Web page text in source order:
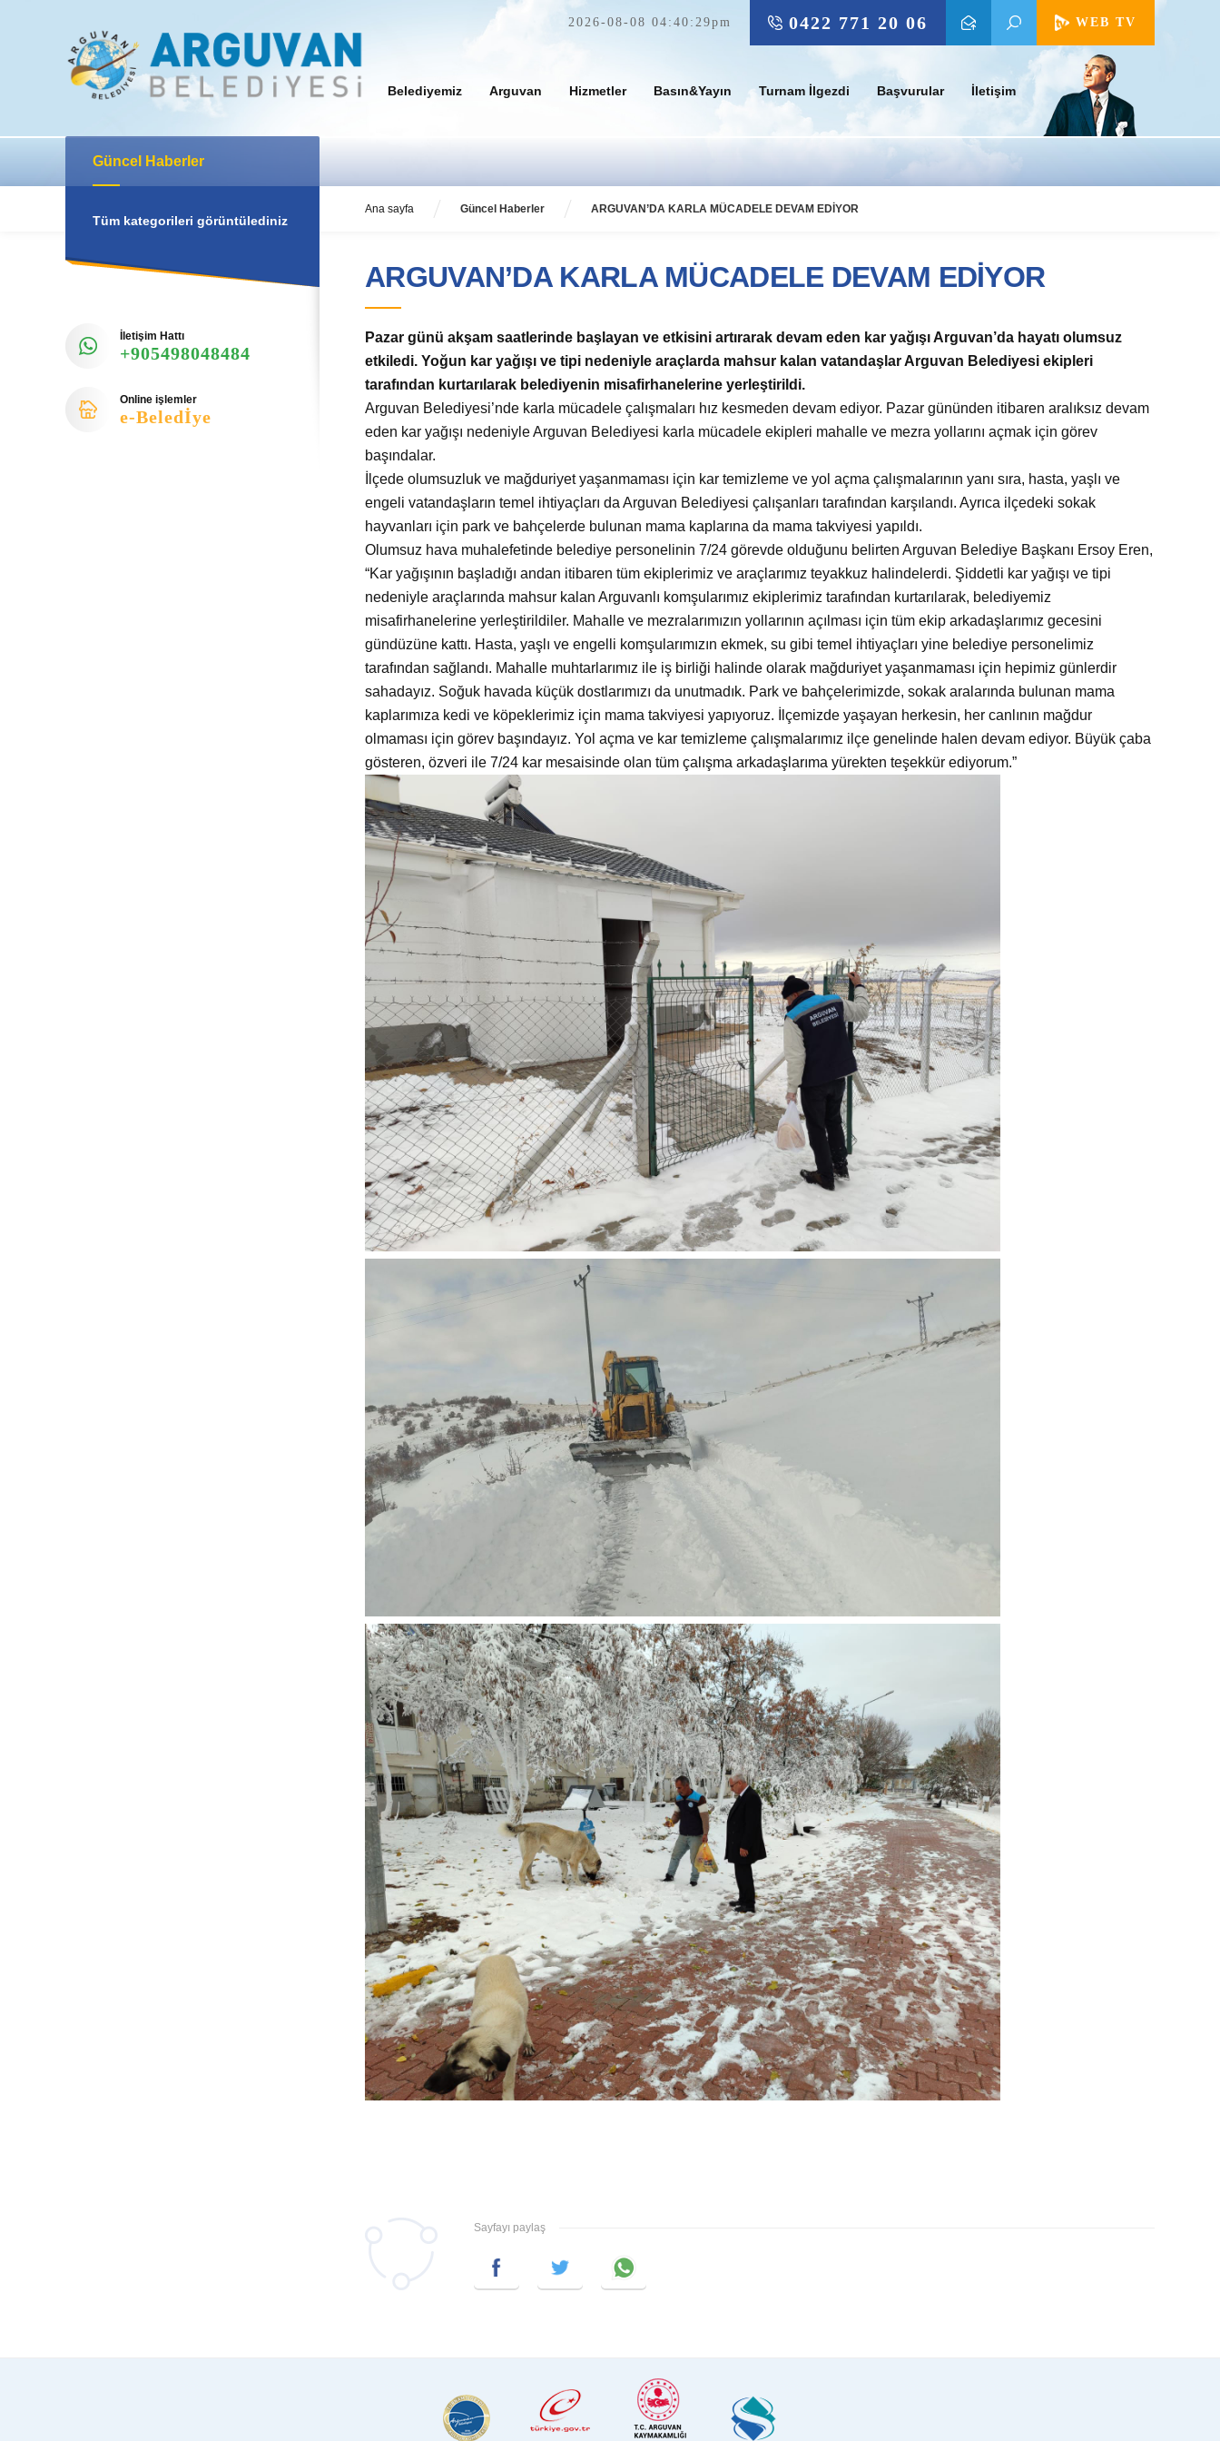
WEB TV
0422 771 20 06
2026-08-08 04:40:29pm
Belediyemiz Arguvan Hizmetler Basın&Yayın Turnam İlgezdi Başvurular İletişim
Ana sayfa Güncel Haberler ARGUVAN’DA KARLA MÜCADELE DEVAM EDİYOR
Güncel Haberler
Tüm kategorileri görüntülediniz
İletişim Hattı
+905498048484
Online işlemler
e-Beledİye
ARGUVAN’DA KARLA MÜCADELE DEVAM EDİYOR
Pazar günü akşam saatlerinde başlayan ve etkisini artırarak devam eden kar yağışı Arguvan’da hayatı olumsuz
etkiledi. Yoğun kar yağışı ve tipi nedeniyle araçlarda mahsur kalan vatandaşlar Arguvan Belediyesi ekipleri
tarafından kurtarılarak belediyenin misafirhanelerine yerleştirildi.
Arguvan Belediyesi’nde karla mücadele çalışmaları hız kesmeden devam ediyor. Pazar gününden itibaren aralıksız devam
eden kar yağışı nedeniyle Arguvan Belediyesi karla mücadele ekipleri mahalle ve mezra yollarını açmak için görev
başındalar.
çede olumsuzluk ve mağduriyet yaşanmaması için kar temizleme ve yol açma çalışmalarının yanı sıra, hasta, yaşlı ve
engeli vatandaşların temel ihtiyaçları da Arguvan Belediyesi çalışanları tarafından karşılandı. Ayrıca ilçedeki sokak
hayvanları için park ve bahçelerde bulunan mama kaplarına da mama takviyesi yapıldı.
Olumsuz hava muhalefetinde belediye personelinin 7/24 görevde olduğunu belirten Arguvan Belediye Başkanı Ersoy Eren,
“Kar yağışının başladığı andan itibaren tüm ekiplerimiz ve araçlarımız teyakkuz halindelerdi. Şiddetli kar yağışı ve tipi
nedeniyle araçlarında mahsur kalan Arguvanlı komşularımız ekiplerimiz tarafından kurtarılarak, belediyemiz
misafirhanelerine yerleştirildiler. Mahalle ve mezralarımızın yollarının açılması için tüm ekip arkadaşlarımız gecesini
gündüzüne kattı. Hasta, yaşlı ve engelli komşularımızın ekmek, su gibi temel ihtiyaçları yine belediye personelimiz
tarafından sağlandı. Mahalle muhtarlarımız ile iş birliği halinde olarak mağduriyet yaşanmaması için hepimiz günlerdir
sahadayız. Soğuk havada küçük dostlarımızı da unutmadık. Park ve bahçelerimizde, sokak aralarında bulunan mama
kaplarımıza kedi ve köpeklerimiz için mama takviyesi yapıyoruz. İlçemizde yaşayan herkesin, her canlının mağdur
olmaması için görev başındayız. Yol açma ve kar temizleme çalışmalarımız ilçe genelinde halen devam ediyor. Büyük çaba
gösteren, özveri ile 7/24 kar mesaisinde olan tüm çalışma arkadaşlarıma yürekten teşekkür ediyorum.”
Sayfayı paylaş